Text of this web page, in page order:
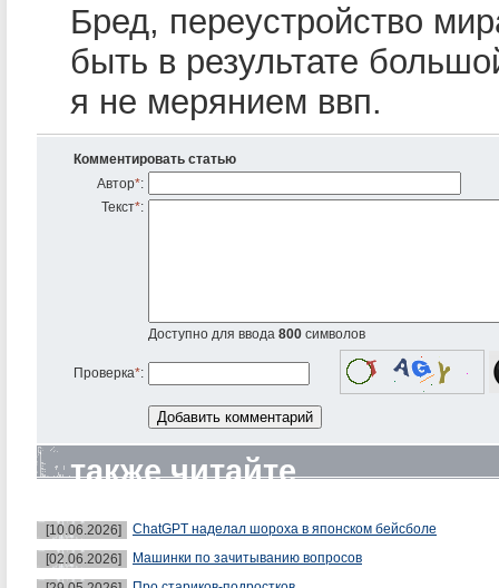
Бред, переустройство
быть в результате
я не мерянием ввп.
Комментировать статью
Автор*:
Текст*:
Доступно для ввода 800 символов
Проверка*:
также читайте
[10.06.2026]
ChatGPT наделал шороха в японском бейсболе
[02.06.2026]
Машинки по зачитыванию вопросов